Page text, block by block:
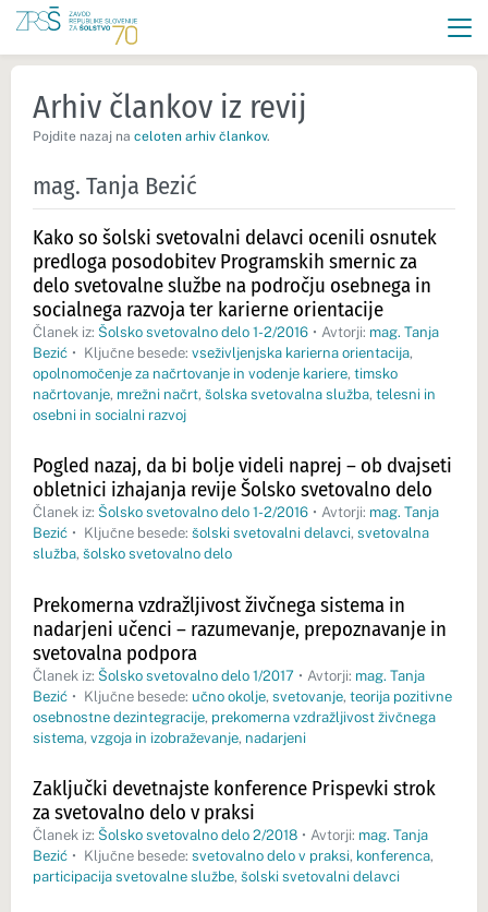
Arhiv člankov iz revij
Pojdite nazaj na celoten arhiv člankov.
mag. Tanja Bezić
Kako so šolski svetovalni delavci ocenili osnutek
predloga posodobitev Programskih smernic za
delo svetovalne službe na področju osebnega in
socialnega razvoja ter karierne orientacije
Članek iz: Šolsko svetovalno delo 1-2/2016 • Avtorji: mag. Tanja
Bezić • Ključne besede: vseživljenjska karierna orientacija,
opolnomočenje za načrtovanje in vodenje kariere, timsko
načrtovanje, mrežni načrt, šolska svetovalna služba, telesni in
osebni in socialni razvoj
Pogled nazaj, da bi bolje videli naprej – ob dvajseti
obletnici izhajanja revije Šolsko svetovalno delo
Članek iz: Šolsko svetovalno delo 1-2/2016 • Avtorji: mag. Tanja
Bezić • Ključne besede: šolski svetovalni delavci, svetovalna
služba, šolsko svetovalno delo
Prekomerna vzdražljivost živčnega sistema in
nadarjeni učenci – razumevanje, prepoznavanje in
svetovalna podpora
Članek iz: Šolsko svetovalno delo 1/2017 • Avtorji: mag. Tanja
Bezić • Ključne besede: učno okolje, svetovanje, teorija pozitivne
osebnostne dezintegracije, prekomerna vzdražljivost živčnega
sistema, vzgoja in izobraževanje, nadarjeni
Zaključki devetnajste konference Prispevki strok
za svetovalno delo v praksi
Članek iz: Šolsko svetovalno delo 2/2018 • Avtorji: mag. Tanja
Bezić • Ključne besede: svetovalno delo v praksi, konferenca,
participacija svetovalne službe, šolski svetovalni delavci